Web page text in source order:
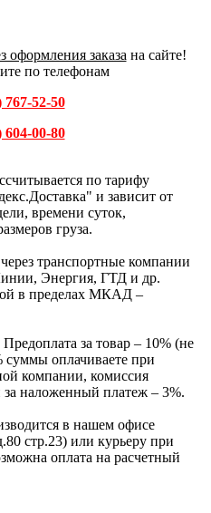
оформления заказа на сайте!
по телефонам
767-52-50
604-00-80
по тарифу
и зависит от
времени суток,
груза.
транспортные компании
Энергия, ГТД и др.
в пределах МКАД –
Предоплата за товар – 10% (не
суммы оплачиваете при
компании, комиссия
наложенный платеж – 3%.
в нашем офисе
стр.23) или курьеру при
оплата на расчетный